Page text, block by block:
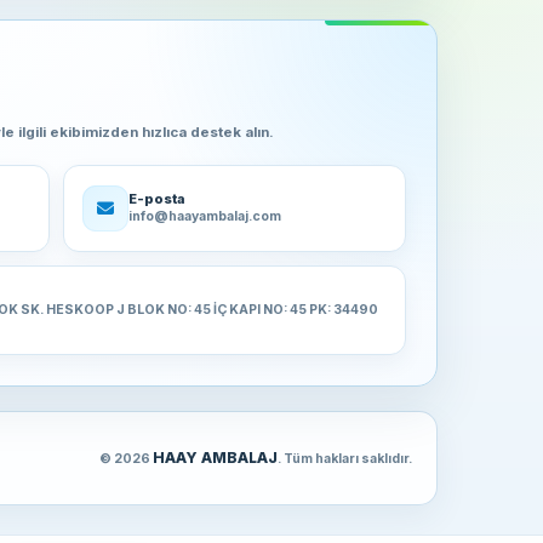
özenle hazırlanır ve kalite kontrol
kaliteli üretim sürecimizle, hem yurtiçi hem
ilgili ekibimizden hızlıca destek alın.
E-posta
info@haayambalaj.com
SK. HESKOOP J BLOK NO: 45 İÇ KAPI NO: 45 PK: 34490
© 2026 HAAY AMBALAJ . Tüm hakları saklıdır.